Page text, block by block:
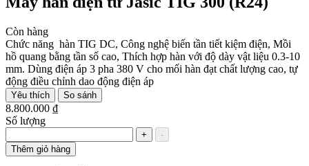
Còn hàng
Chức năng hàn TIG DC, Công nghệ biến tần tiết kiệm điện, Mồi
hồ quang bằng tần số cao, Thích hợp hàn với độ dày vật liệu 0.3-10
mm. Dùng điện áp 3 pha 380 V cho mối hàn đạt chất lượng cao, tự
động điều chỉnh dao động điện áp
Yêu thích So sánh
8.800.000 ₫
Số lượng
+
-
Thêm giỏ hàng